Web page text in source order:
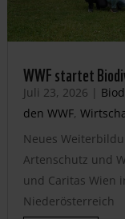
WWF startet
Juli 23, 2026 |
den WWF,
Neues
Artenschutz und
und Caritas Wien
Niederösterreich